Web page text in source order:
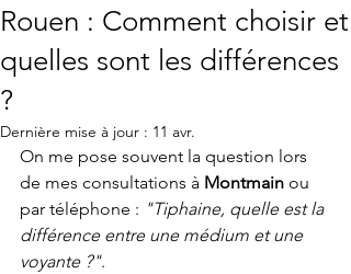
Rouen : Comment choisir et
quelles sont les différences
?
Dernière mise à jour : 11 avr.
On me pose souvent la question lors
de mes consultations à Montmain ou
par téléphone : "Tiphaine, quelle est la
différence entre une médium et une
voyante ?".